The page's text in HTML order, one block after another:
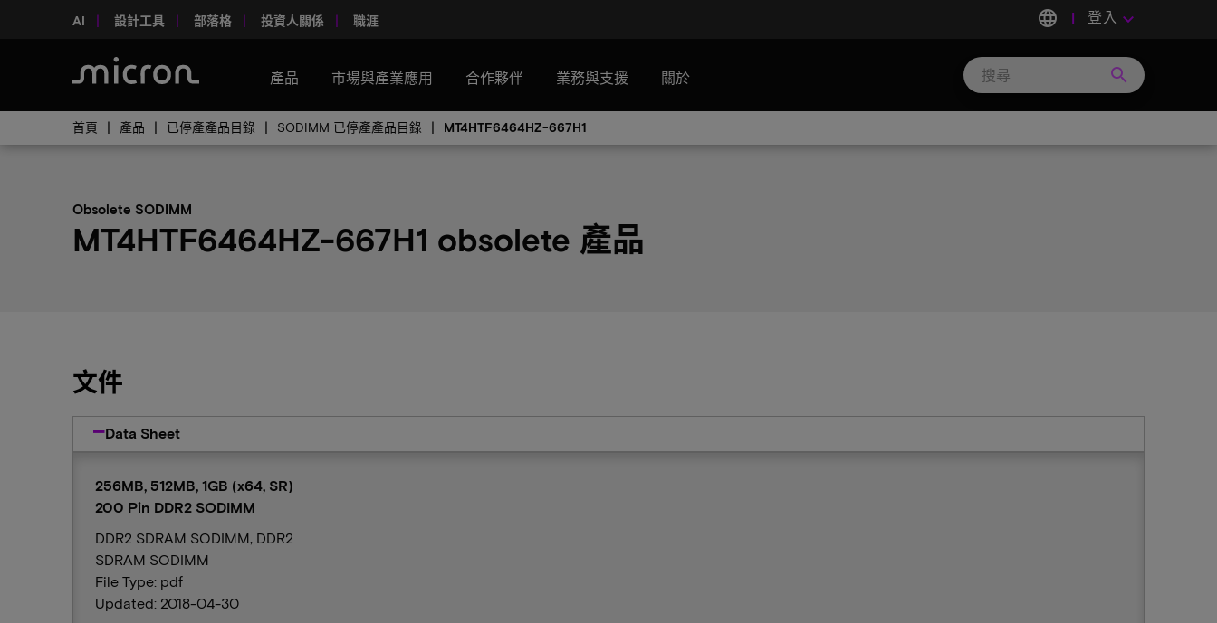
AI 設計工具 部落格 投資人關係 職涯 language 登入 keyboard_arrow_down
產品 市場與產業應用 合作夥伴 業務與支援 關於 search
首頁 產品 已停產產品目錄 SODIMM 已停產產品目錄 MT4HTF6464HZ-667H1
Obsolete SODIMM
MT4HTF6464HZ-667H1 obsolete 產品
文件
Data Sheet
256MB, 512MB, 1GB (x64, SR)
200 Pin DDR2 SODIMM
DDR2 SDRAM SODIMM, DDR2
SDRAM SODIMM
File Type: pdf
Updated: 2018-04-30